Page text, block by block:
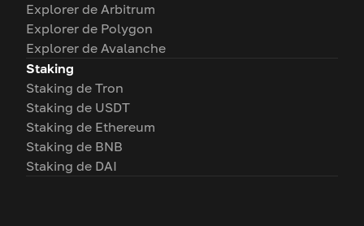
Explorer de Arbitrum
Explorer de Polygon
Explorer de Avalanche
Staking
Staking de Tron
Staking de USDT
Staking de Ethereum
Staking de BNB
Staking de DAI